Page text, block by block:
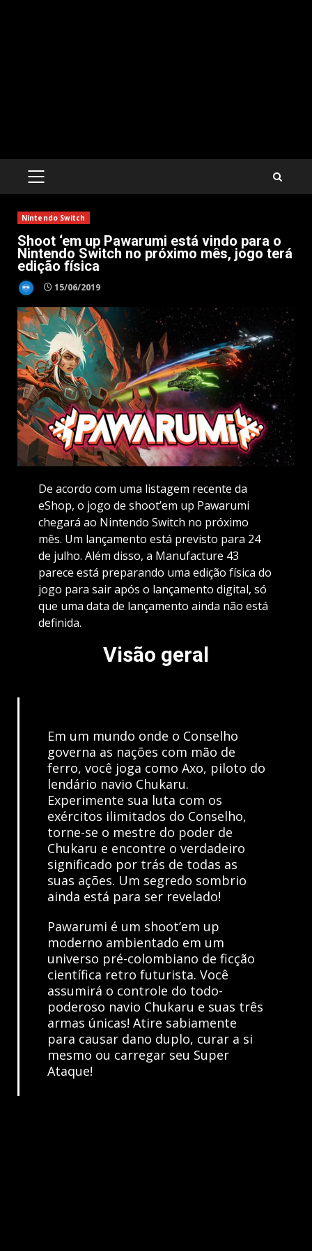
PRIMARY
Nintendo Switch
Shoot ‘em up Pawarumi está vindo para o
Nintendo Switch no próximo mês, jogo terá
edição física
15/06/2019
De acordo com uma listagem recente da
eShop, o jogo de shoot’em up Pawarumi
chegará ao Nintendo Switch no próximo
mês. Um lançamento está previsto para 24
de julho. Além disso, a Manufacture 43
parece está preparando uma edição física do
jogo para sair após o lançamento digital, só
que uma data de lançamento ainda não está
definida.
Visão geral
Em um mundo onde o Conselho
governa as nações com mão de
ferro, você joga como Axo, piloto do
lendário navio Chukaru.
Experimente sua luta com os
exércitos ilimitados do Conselho,
torne-se o mestre do poder de
Chukaru e encontre o verdadeiro
significado por trás de todas as
suas ações. Um segredo sombrio
ainda está para ser revelado!
Pawarumi é um shoot’em up
moderno ambientado em um
universo pré-colombiano de ficção
científica retro futurista. Você
assumirá o controle do todo-
poderoso navio Chukaru e suas três
armas únicas! Atire sabiamente
para causar dano duplo, curar a si
mesmo ou carregar seu Super
Ataque!